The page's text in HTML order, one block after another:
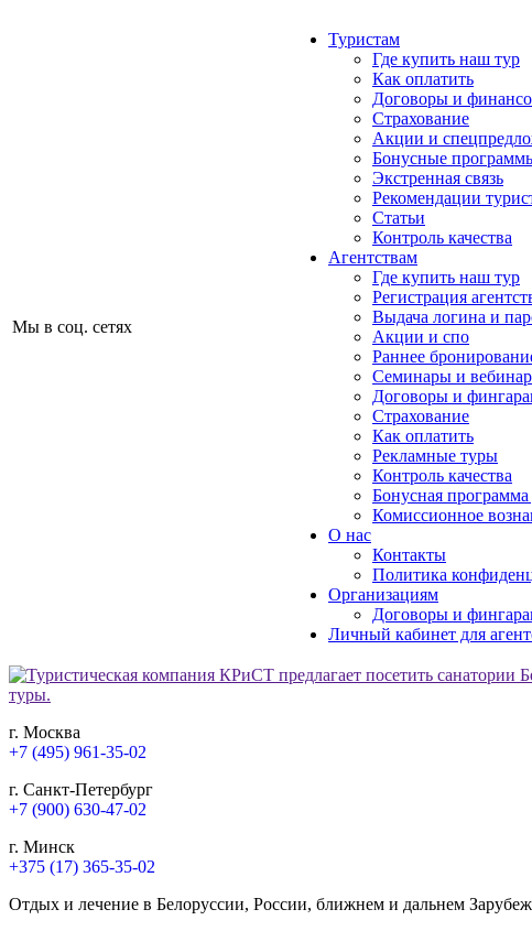
Мы в соц. сетях
Туристам
Где купить наш тур
Как оплатить
Договоры и
Страхование
Акции и
Бонусные
Экстренная связь
Рекомендации
Статьи
Контроль качества
Агентствам
Где купить наш тур
Регистрация
Выдача логина и
Акции и спо
Раннее
Семинары и
Договоры и
Страхование
Как оплатить
Рекламные туры
Контроль качества
Бонусная программа
Комиссионное
О нас
Контакты
Политика
Организациям
Договоры и
Личный кабинет для
г. Москва
+7 (495) 961-35-02
г. Санкт-Петербург
+7 (900) 630-47-02
г. Минск
+375 (17) 365-35-02
Отдых и лечение в Белоруссии, России, ближнем и дальнем